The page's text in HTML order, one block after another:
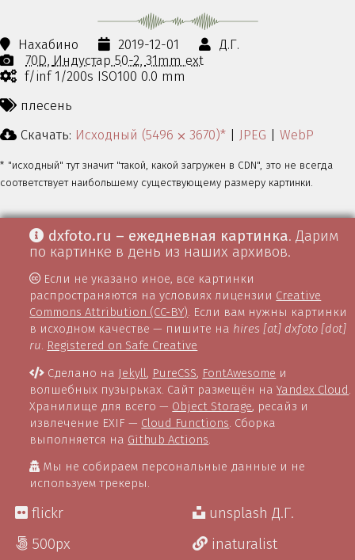
Нахабино 2019-12-01
Д.Г.
70D Индустар 50-2 31mm ext
f/inf 1/200s ISO100 0.0 mm
плесень
Скачать: Исходный (5496 ⨉ 3670)* | JPEG | WebP
* "исходный" тут значит "такой, какой загружен в CDN", это не всегда
соответствует наибольшему существующему размеру картинки.
dxfoto.ru – ежедневная картинка. Дарим
по картинке в день из наших архивов.
Если не указано иное, все картинки
распространяются на условиях лицензии Creative
Commons Attribution (CC-BY). Если вам нужны картинки
в исходном качестве — пишите на hires [at] dxfoto [dot]
ru. Registered on Safe Creative
Сделано на Jekyll, PureCSS, FontAwesome и
волшебных пузырьках. Сайт размещён наYandex Cloud
Хранилище для всего — Object Storage, ресайз и
извлечение EXIF — Cloud Functions . Сборка
выполняется на Github Actions
Мы не собираем персональные данные и не
используем трекеры.
flickr
500px
unsplash Д.Г.
inaturalist